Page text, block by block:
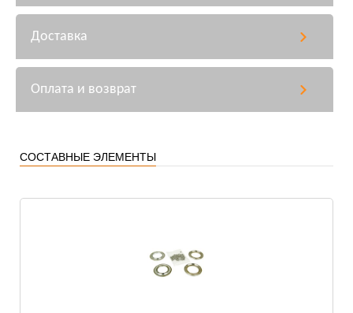
Доставка
Оплата и возврат
СОСТАВНЫЕ ЭЛЕМЕНТЫ